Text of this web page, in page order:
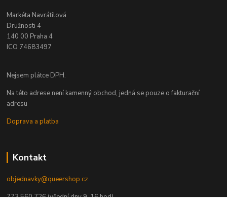
Markéta Navrátilová
Družnosti 4
140 00 Praha 4
ICO 74683497
Nejsem plátce DPH.
Na této adrese není kamenný obchod, jedná se pouze o fakturační
adresu
Doprava a platba
Kontakt
objednavky@queershop.cz
773 560 726 (všední dny 9-16 hod)